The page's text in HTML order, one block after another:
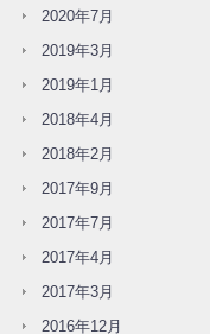
2020年7月
2019年3月
2019年1月
2018年4月
2018年2月
2017年9月
2017年7月
2017年4月
2017年3月
2016年12月